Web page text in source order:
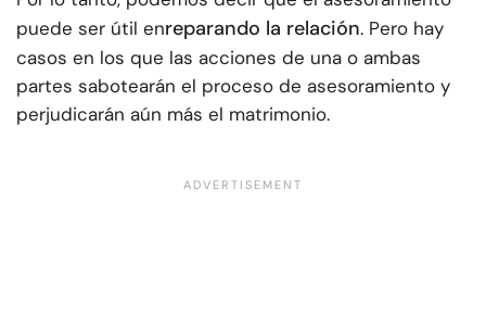
puede ser útil enreparando la relación. Pero hay
casos en los que las acciones de una o ambas
partes sabotearán el proceso de asesoramiento y
perjudicarán aún más el matrimonio.